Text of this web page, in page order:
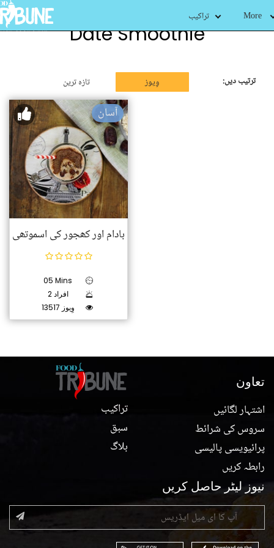
تراکیب More
Date Smoothie
ترتیب دیں: تازہ ترین وِیوز
آسان
بادام اور کھجور کی اسموتھی
05 Mins
2 افراد
13517 وِیوز
تراکیب
سبق
بلاگ
تعاون
اشتہار لگائیں
سروس کی شرائط
پرائیویسی پالیسی
رابطہ کریں
نیوز لیٹر حاصل کریں